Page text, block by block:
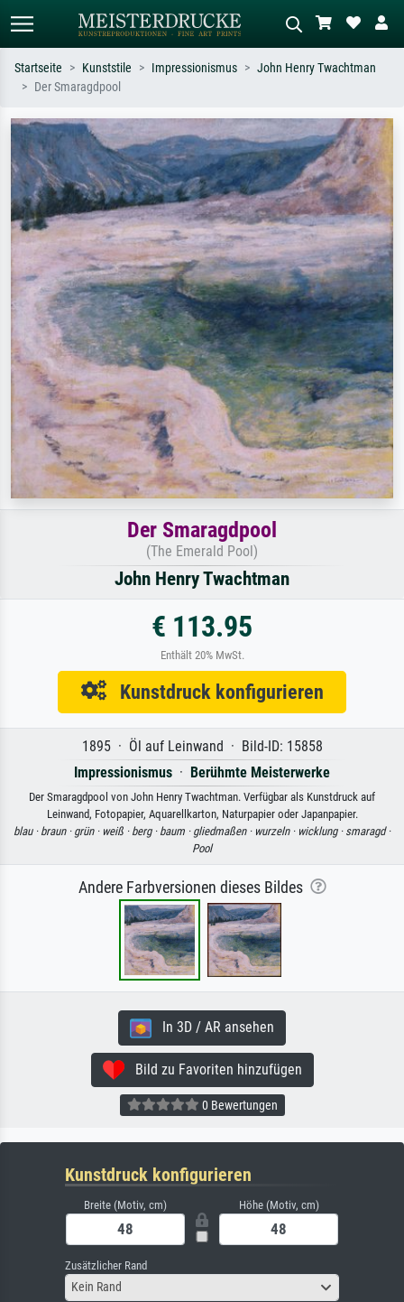
Suchen Sie nach Künstlern, Werktiteln
oder Stilen – z.B. Monet,
Sternennacht, Impressionismus, Welle
Hokusai, Akt.
Beschreiben Sie die Szene – z.B. Grüne
Wiese, Abstrakt mit viel Rot, Dunkles
Ölgemälde, Stehender Akt neben einem
Baum.
Startseite Kunststile Impressionismus
John Henry Twachtman
Der Smaragdpool
Der Smaragdpool
(The Emerald Pool)
John Henry Twachtman
€ 113.95
Enthält 20% MwSt.
Kunstdruck konfigurieren
1895 · Öl auf Leinwand · Bild-ID: 15858
Impressionismus · Berühmte Meisterwerke
Der Smaragdpool von John Henry Twachtman. Verfügbar als Kunstdruck auf
Leinwand, Fotopapier, Aquarellkarton, Naturpapier oder Japanpapier.
blau · braun · grün · weiß · berg · baum · gliedmaßen · wurzeln · wicklung · smaragd ·
Pool
Andere Farbversionen dieses Bildes
In 3D / AR ansehen
Bild zu Favoriten hinzufügen
0 Bewertungen
Kunstdruck konfigurieren
Breite (Motiv, cm) Höhe (Motiv, cm)
Zusätzlicher Rand
Kein Rand